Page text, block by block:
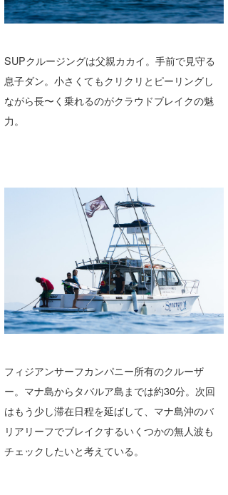
SUPクルージングは父親カカイ。手前で見守る
息子ダン。小さくてもクリクリとピーリングし
ながら長〜く乗れるのがクラウドブレイクの魅
力。
フィジアンサーフカンパニー所有のクルーザ
ー。マナ島からタバルア島までは約30分。次回
はもう少し滞在日程を延ばして、マナ島沖のバ
リアリーフでブレイクするいくつかの無人波も
チェックしたいと考えている。